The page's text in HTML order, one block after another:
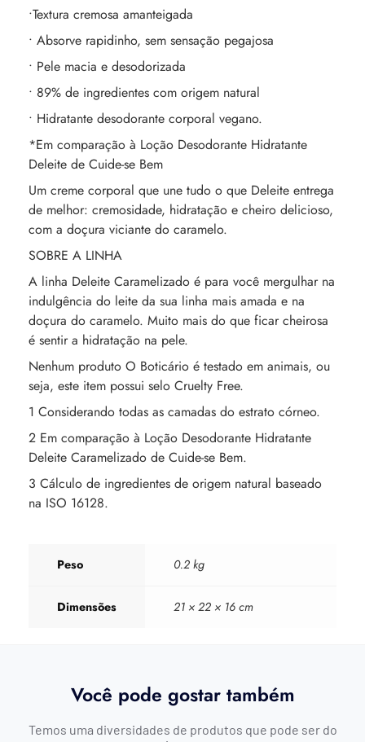
•Textura cremosa amanteigada
• Absorve rapidinho, sem sensação pegajosa
• Pele macia e desodorizada
• 89% de ingredientes com origem natural
• Hidratante desodorante corporal vegano.
*Em comparação à Loção Desodorante Hidratante
Deleite de Cuide-se Bem
Um creme corporal que une tudo o que Deleite entrega
de melhor: cremosidade, hidratação e cheiro delicioso,
com a doçura viciante do caramelo.
SOBRE A LINHA
A linha Deleite Caramelizado é para você mergulhar na
indulgência do leite da sua linha mais amada e na
doçura do caramelo. Muito mais do que ficar cheirosa
é sentir a hidratação na pele.
Nenhum produto O Boticário é testado em animais, ou
seja, este item possui selo Cruelty Free.
1 Considerando todas as camadas do estrato córneo.
2 Em comparação à Loção Desodorante Hidratante
Deleite Caramelizado de Cuide-se Bem.
3 Cálculo de ingredientes de origem natural baseado
na ISO 16128.
Peso 0.2 kg
Dimensões 21 × 22 × 16 cm
Você pode gostar também
Temos uma diversidades de produtos que pode ser do